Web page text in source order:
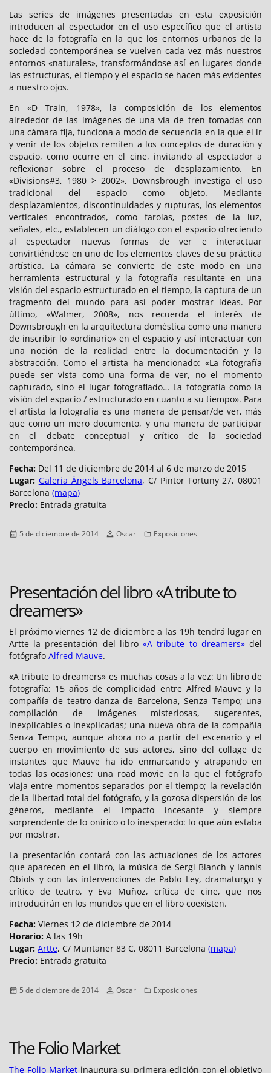
Las series de imágenes presentadas en esta exposición
introducen al espectador en el uso específico que el artista
hace de la fotografía en la que los entornos urbanos de la
sociedad contemporánea se vuelven cada vez más nuestros
entornos «naturales», transformándose así en lugares donde
las estructuras, el tiempo y el espacio se hacen más evidentes
a nuestro ojos.
En «D Train, 1978», la composición de los elementos
alrededor de las imágenes de una vía de tren tomadas con
una cámara fija, funciona a modo de secuencia en la que el ir
y venir de los objetos remiten a los conceptos de duración y
espacio, como ocurre en el cine, invitando al espectador a
reflexionar sobre el proceso de desplazamiento. En
«Divisions#3, 1980 > 2002», Downsbrough investiga el uso
tradicional del espacio como objeto. Mediante
desplazamientos, discontinuidades y rupturas, los elementos
verticales encontrados, como farolas, postes de la luz,
señales, etc., establecen un diálogo con el espacio ofreciendo
al espectador nuevas formas de ver e interactuar
convirtiéndose en uno de los elementos claves de su práctica
artística. La cámara se convierte de este modo en una
herramienta estructural y la fotografía resultante en una
visión del espacio estructurado en el tiempo, la captura de un
fragmento del mundo para así poder mostrar ideas. Por
último, «Walmer, 2008», nos recuerda el interés de
Downsbrough en la arquitectura doméstica como una manera
de inscribir lo «ordinario» en el espacio y así interactuar con
una noción de la realidad entre la documentación y la
abstracción. Como el artista ha mencionado: «La fotografía
puede ser vista como una forma de ver, no el momento
capturado, sino el lugar fotografiado… La fotografía como la
visión del espacio / estructurado en cuanto a su tiempo». Para
el artista la fotografía es una manera de pensar/de ver, más
que como un mero documento, y una manera de participar
en el debate conceptual y crítico de la sociedad
contemporánea.
Fecha: Del 11 de diciembre de 2014 al 6 de marzo de 2015
Lugar: Galeria Àngels Barcelona, C/ Pintor Fortuny 27, 08001
Barcelona (mapa)
Precio: Entrada gratuita
Publicado
5 de diciembre de 2014 Autor
Oscar Categorías
Exposiciones
Presentación del libro «A tribute to
dreamers»
El próximo viernes 12 de diciembre a las 19h tendrá lugar en
Artte la presentación del libro«A tribute to dreamers»del
fotógrafo Alfred Mauve.
«A tribute to dreamers» es muchas cosas a la vez: Un libro de
fotografía; 15 años de complicidad entre Alfred Mauve y la
compañía de teatro-danza de Barcelona, Senza Tempo; una
compilación de imágenes misteriosas, sugerentes,
inexplicables o inexplicadas; una nueva obra de la compañía
Senza Tempo, aunque ahora no a partir del escenario y el
cuerpo en movimiento de sus actores, sino del collage de
instantes que Mauve ha ido enmarcando y atrapando en
todas las ocasiones; una road movie en la que el fotógrafo
viaja entre momentos separados por el tiempo; la revelación
de la libertad total del fotógrafo, y la gozosa dispersión de los
géneros, mediante el impacto incesante y siempre
sorprendente de lo onírico o lo inesperado: lo que aún estaba
por mostrar.
La presentación contará con las actuaciones de los actores
que aparecen en el libro, la música de Sergi Blanch y Iannis
Obiols y con las intervenciones de Pablo Ley, dramaturgo y
crítico de teatro, y Eva Muñoz, crítica de cine, que nos
introducirán en los mundos que en el libro coexisten.
Fecha: Viernes 12 de diciembre de 2014
Horario: A las 19h
Lugar: Artte, C/ Muntaner 83 C, 08011 Barcelona (mapa)
Precio: Entrada gratuita
Publicado
5 de diciembre de 2014 Autor
Oscar Categorías
Exposiciones
The Folio Market
The Folio Market inaugura su primera edición con el objetivo